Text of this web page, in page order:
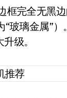
框完全无黑
玻璃金属”
级。